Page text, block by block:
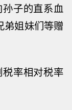
子的直系血
弟姐妹们等赠
率相对税率